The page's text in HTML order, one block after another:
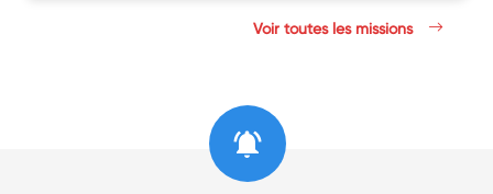
Voir toutes les missions